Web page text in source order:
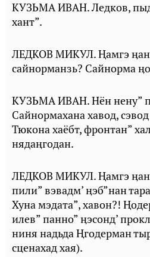
КУЗЬМА ИВАН. Ледков,
хант”.
ЛЕДКОВ МИКУЛ. Ⱨамгэ
сайнорманзь? Сайнорма
КУЗЬМА ИВАН. Нён нену”
Сайнормахана хавод,
Тюкона хаёбт, фронтан”
нядаӊгодан.
ЛЕДКОВ МИКУЛ. Ⱨамгэ
пили” вэвадм’ ӊэб”нан
Хуна мэдата”, хавон?!
илев” панно” ӊэсонд’
ниня надьда Ңгодерман
сценахад хая).